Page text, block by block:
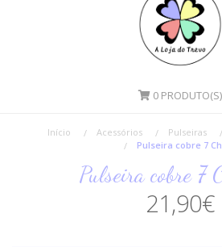
0 PRODUTO(S)
Início Acessórios Pulseiras
Pulseira cobre 7
Pulseira cobre 7
21,90€